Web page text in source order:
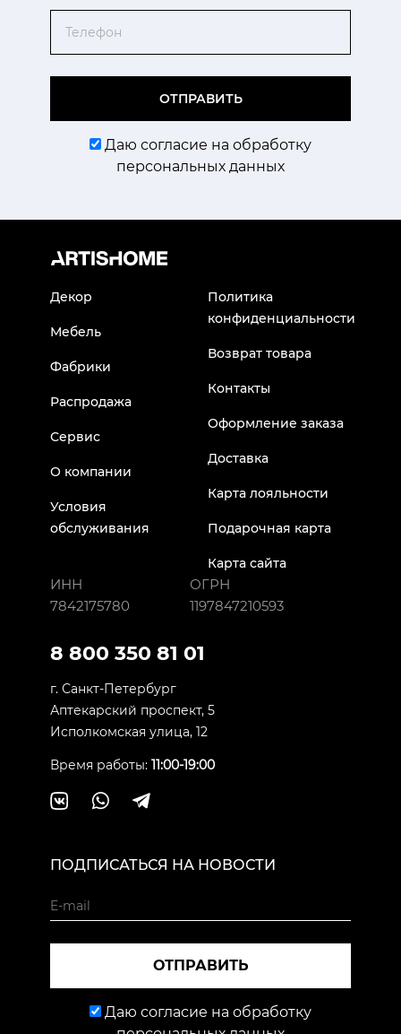
ОТПРАВИТЬ
Даю согласие на обработку
персональных данных
Декор
Мебель
Фабрики
Распродажа
Сервис
О компании
Условия
обслуживания
Политика
конфиденциальности
Возврат товара
Контакты
Оформление заказа
Доставка
Карта лояльности
Подарочная карта
Карта сайта
ИНН
7842175780
ОГРН
1197847210593
8 800 350 81 01
г. Санкт-Петербург
Аптекарский проспект, 5
Исполкомская улица, 12
Время работы: 11:00-19:00
ПОДПИСАТЬСЯ НА НОВОСТИ
ОТПРАВИТЬ
Даю согласие на обработку